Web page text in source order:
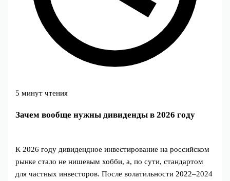
5 минут чтения
Зачем вообще нужны дивиденды в 2026 году
К 2026 году дивидендное инвестирование на российском
рынке стало не нишевым хобби, а, по сути, стандартом
для частных инвесторов. После волатильности 2022–2024